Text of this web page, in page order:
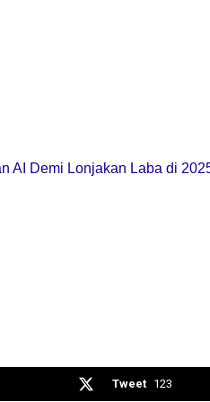
AI Demi Lonjakan Laba di
Tweet 123